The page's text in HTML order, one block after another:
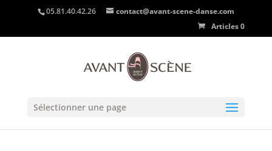
05.81.40.42.26
contact@avant-scene-danse.com
Articles 0
Sélectionner une page